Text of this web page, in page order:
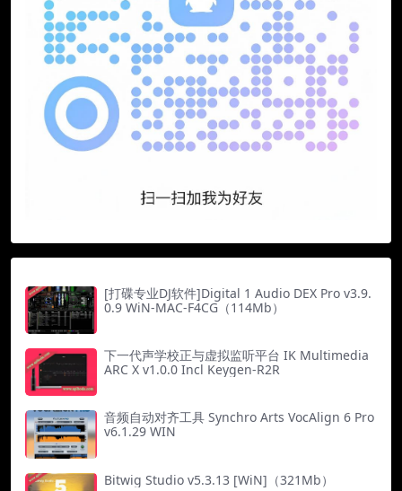
[打碟专业DJ软件]Digital 1 Audio DEX Pro v3.9.
0.9 WiN-MAC-F4CG（114Mb）
下一代声学校正与虚拟监听平台 IK Multimedia
ARC X v1.0.0 Incl Keygen-R2R
音频自动对齐工具 Synchro Arts VocAlign 6 Pro
v6.1.29 WIN
Bitwig Studio v5.3.13 [WiN]（321Mb）